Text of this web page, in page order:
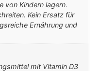
von Kindern lagern.
Kein Ersatz für
Ernährung und
mit Vitamin D3